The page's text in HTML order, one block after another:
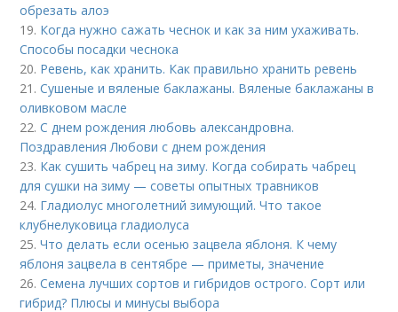
обрезать алоэ
19. Когда нужно сажать чеснок и как за ним ухаживать.
Способы посадки чеснока
20. Ревень, как хранить. Как правильно хранить ревень
21.Сушеные и вяленые баклажаны. Вяленые баклажаны в
оливковом масле
22.С днем рождения любовь александровна.
Поздравления Любови с днем рождения
23. Как сушить чабрец на зиму. Когда собирать чабрец
для сушки на зиму — советы опытных травников
24. Гладиолус многолетний зимующий. Что такое
клубнелуковица гладиолуса
25.Что делать если осенью зацвела яблоня. К чему
яблоня зацвела в сентябре — приметы, значение
26.Семена лучших сортов и гибридов острого. Сорт или
гибрид? Плюсы и минусы выбора